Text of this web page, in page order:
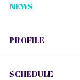
NEWS
PROFILE
SCHEDULE